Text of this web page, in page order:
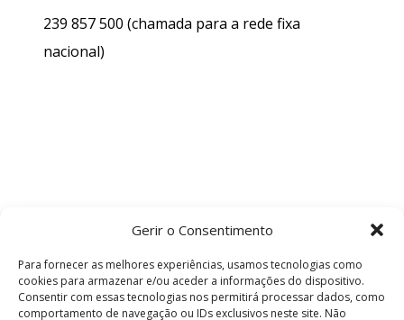
Gerir o Consentimento
Para fornecer as melhores experiências, usamos tecnologias como
cookies para armazenar e/ou aceder a informações do dispositivo.
Consentir com essas tecnologias nos permitirá processar dados, como
comportamento de navegação ou IDs exclusivos neste site. Não
239 857 500 (chamada para a rede fixa
nacional)